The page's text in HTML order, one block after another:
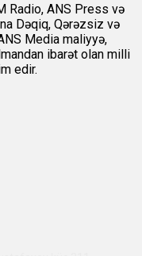
Radio, ANS Press və
Dəqiq, Qərəzsiz və
Media maliyyə,
ibarət olan milli
edir.